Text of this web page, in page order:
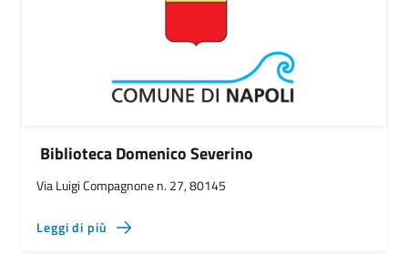
Biblioteca Domenico Severino
Via Luigi Compagnone n. 27, 80145
Leggi di più